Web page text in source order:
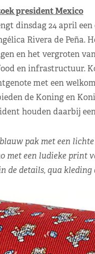
president Mexico
dinsdag 24 april
Rivera de Peña.
en het vergroten
en infrastructuur.
met een
de Koning en
houden daarbij
pak met een
met een ludieke print
de details, qua kleding